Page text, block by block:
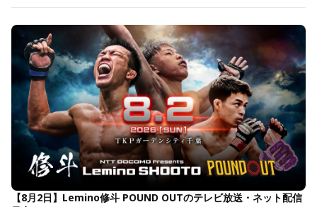
【8月2日】Lemino修斗 POUND OUTのテレビ放送・ネット配信